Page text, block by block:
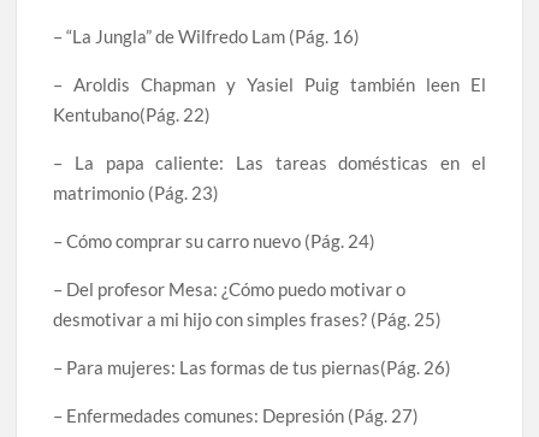
– “La Jungla” de Wilfredo Lam (Pág. 16)
– Aroldis Chapman y Yasiel Puig también leen El
Kentubano(Pág. 22)
– La papa caliente: Las tareas domésticas en el
matrimonio (Pág. 23)
– Cómo comprar su carro nuevo (Pág. 24)
– Del profesor Mesa: ¿Cómo puedo motivar o
desmotivar a mi hijo con simples frases? (Pág. 25)
– Para mujeres: Las formas de tus piernas(Pág. 26)
– Enfermedades comunes: Depresión (Pág. 27)